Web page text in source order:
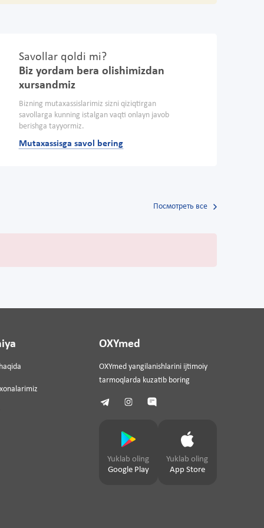
Savollar qoldi mi?
Biz yordam bera olishimizdan
xursandmiz
Bizning mutaxassislarimiz sizni qiziqtirgan
savollarga kunning istalgan vaqti onlayn javob
berishga tayyormiz.
Mutaxassisga savol bering
Посмотреть все
OXYmed
OXYmed yangilanishlarini ijtimoiy
tarmoqlarda kuzatib boring
Yuklab oling
Google Play
Yuklab oling
App Store